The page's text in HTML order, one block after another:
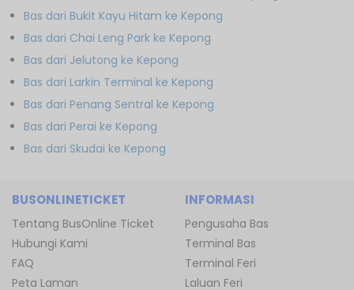
Bas dari Bukit Kayu Hitam ke Kepong
Bas dari Chai Leng Park ke Kepong
Bas dari Jelutong ke Kepong
Bas dari Larkin Terminal ke Kepong
Bas dari Penang Sentral ke Kepong
Bas dari Perai ke Kepong
Bas dari Skudai ke Kepong
BUSONLINETICKET
Tentang BusOnline Ticket
Hubungi Kami
FAQ
Peta Laman
INFORMASI
Pengusaha Bas
Terminal Bas
Terminal Feri
Laluan Feri